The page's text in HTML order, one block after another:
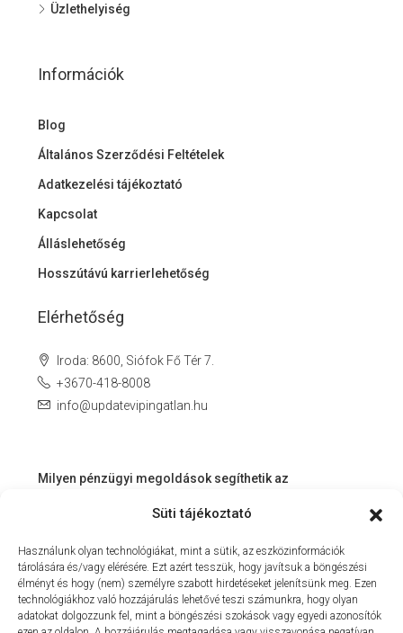
Süti tájékoztató
Használunk olyan technológiákat, mint a sütik, az eszközinformációk
tárolására és/vagy elérésére. Ezt azért tesszük, hogy javítsuk a böngészési
élményt és hogy (nem) személyre szabott hirdetéseket jelenítsünk meg. Ezen
technológiákhoz való hozzájárulás lehetővé teszi számunkra, hogy olyan
adatokat dolgozzunk fel, mint a böngészési szokások vagy egyedi azonosítók
Üzlethelyiség
Információk
Blog
Általános Szerződési Feltételek
Adatkezelési tájékoztató
Kapcsolat
Álláslehetőség
Hosszútávú karrierlehetőség
Elérhetőség
Iroda: 8600, Siófok Fő Tér 7.
+3670-418-8008
info@updatevipingatlan.hu
Milyen pénzügyi megoldások segíthetik az
szolgáltatás a Balaton környékén
MIT KÍNÁLHAT SZÁMUNKRA EGY INGATLANIRODA VEVŐI
ÉS ELADÓI NÉZŐPONTBÓL?